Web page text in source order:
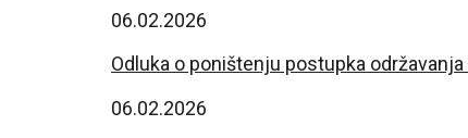
06.02.2026
Odluka o poništenju postupka održavanja
06.02.2026